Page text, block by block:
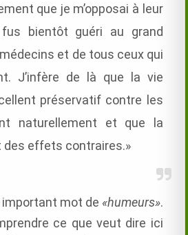
que je m’opposai à leur
bientôt guéri au grand
et de tous ceux qui
J’infère de là que la vie
préservatif contre les
naturellement et que la
des effets contraires.»
mot de «humeurs».
ce que veut dire ici